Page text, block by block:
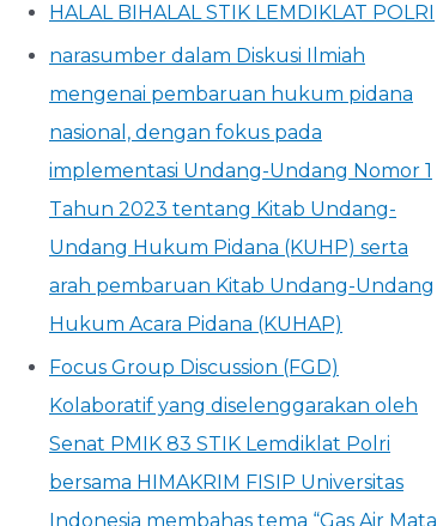
HALAL BIHALAL STIK LEMDIKLAT POLRI
narasumber dalam Diskusi Ilmiah
mengenai pembaruan hukum pidana
nasional, dengan fokus pada
implementasi Undang-Undang Nomor 1
Tahun 2023 tentang Kitab Undang-
Undang Hukum Pidana (KUHP) serta
arah pembaruan Kitab Undang-Undang
Hukum Acara Pidana (KUHAP)
Focus Group Discussion (FGD)
Kolaboratif yang diselenggarakan oleh
Senat PMIK 83 STIK Lemdiklat Polri
bersama HIMAKRIM FISIP Universitas
Indonesia membahas tema “Gas Air Mata